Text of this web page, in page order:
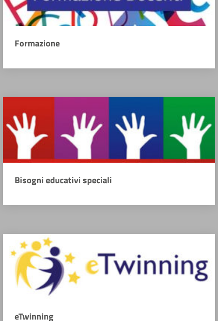
Formazione
Bisogni educativi speciali
eTwinning